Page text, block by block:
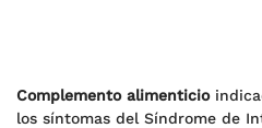
Complemento alimenticio
los síntomas del Síndrome de